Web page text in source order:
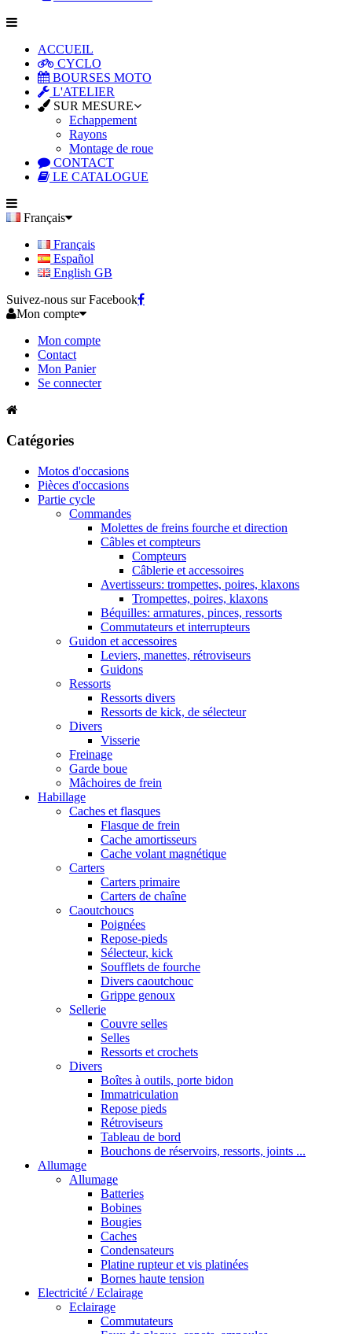
ACCUEIL
CYCLO
BOURSES MOTO
L'ATELIER
SUR MESURE
Echappement
Rayons
Montage de roue
CONTACT
LE CATALOGUE
Français
Français
Español
English GB
Suivez-nous sur Facebook
Mon compte
Mon compte
Contact
Mon Panier
Se connecter
Catégories
Motos d'occasions
Pièces d'occasions
Partie cycle
Commandes
Molettes de freins fourche et direction
Câbles et compteurs
Compteurs
Câblerie et accessoires
Avertisseurs: trompettes, poires, klaxons
Trompettes, poires, klaxons
Béquilles: armatures, pinces, ressorts
Commutateurs et interrupteurs
Guidon et accessoires
Leviers, manettes, rétroviseurs
Guidons
Ressorts
Ressorts divers
Ressorts de kick, de sélecteur
Divers
Visserie
Freinage
Garde boue
Mâchoires de frein
Habillage
Caches et flasques
Flasque de frein
Cache amortisseurs
Cache volant magnétique
Carters
Carters primaire
Carters de chaîne
Caoutchoucs
Poignées
Repose-pieds
Sélecteur, kick
Soufflets de fourche
Divers caoutchouc
Grippe genoux
Sellerie
Couvre selles
Selles
Ressorts et crochets
Divers
Boîtes à outils, porte bidon
Immatriculation
Repose pieds
Rétroviseurs
Tableau de bord
Bouchons de réservoirs, ressorts, joints ...
Allumage
Allumage
Batteries
Bobines
Bougies
Caches
Condensateurs
Platine rupteur et vis platinées
Bornes haute tension
Electricité / Eclairage
Eclairage
Commutateurs